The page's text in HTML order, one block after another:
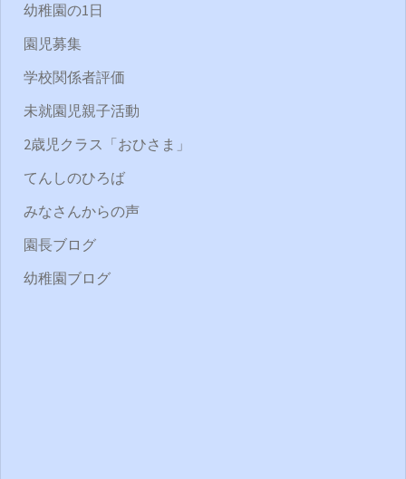
幼稚園の1日
園児募集
学校関係者評価
未就園児親子活動
2歳児クラス「おひさま」
てんしのひろば
みなさんからの声
園長ブログ
幼稚園ブログ